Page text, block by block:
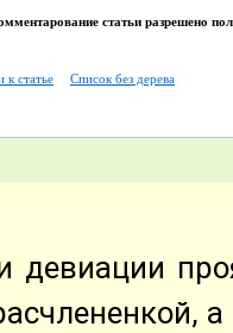
статьи разрешено
к статье Список без дерева
девиации